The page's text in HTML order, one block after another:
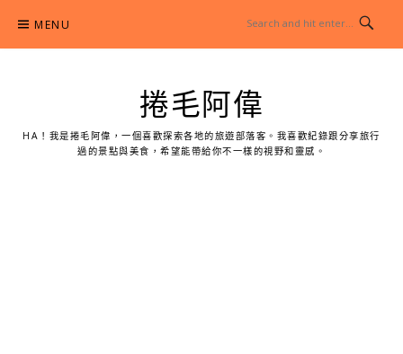
content
MENU
捲毛阿偉
HA！我是捲毛阿偉，一個喜歡探索各地的旅遊部落客。我喜歡紀錄跟分享旅行
過的景點與美食，希望能帶給你不一樣的視野和靈感。